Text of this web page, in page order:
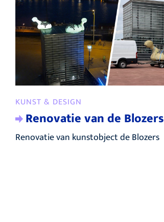
KUNST & DESIGN
Renovatie van de Blozers
Renovatie van kunstobject de Blozers